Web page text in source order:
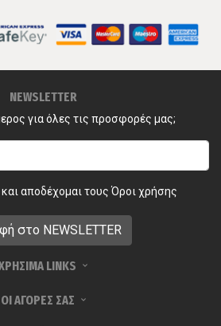
NEWSLETTER
για όλες τις προσφορές μας;
αποδέχομαι τους Όροι χρήσης
LINKS
ΟΙ ΑΓΟΡΕΣ ΣΑΣ